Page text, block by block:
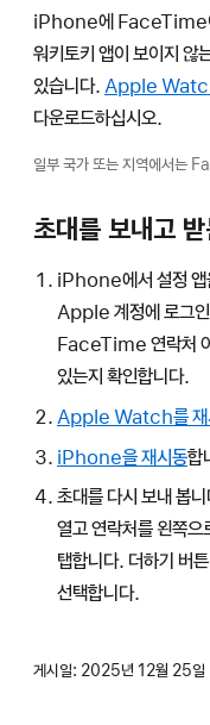
iPhone에 FaceTime
워키토키 앱이 보이지 않
있습니다. Apple
다운로드하십시오.
일부 국가 또는 지역에서는
초대를 보내고
iPhone에서 설정
Apple 계정에 로그인
FaceTime 연락처 아
있는지 확인합니다.
Apple Watch를 재
iPhone을 재시동합
초대를 다시 보내 봅
열고 연락처를 왼쪽으
탭합니다. 더하기 버튼
선택합니다.
게시일: 2025년 12월 25일